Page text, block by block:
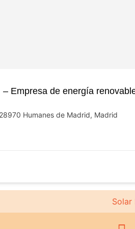
Empresa de energía
Humanes de Madrid, Madrid
Solar